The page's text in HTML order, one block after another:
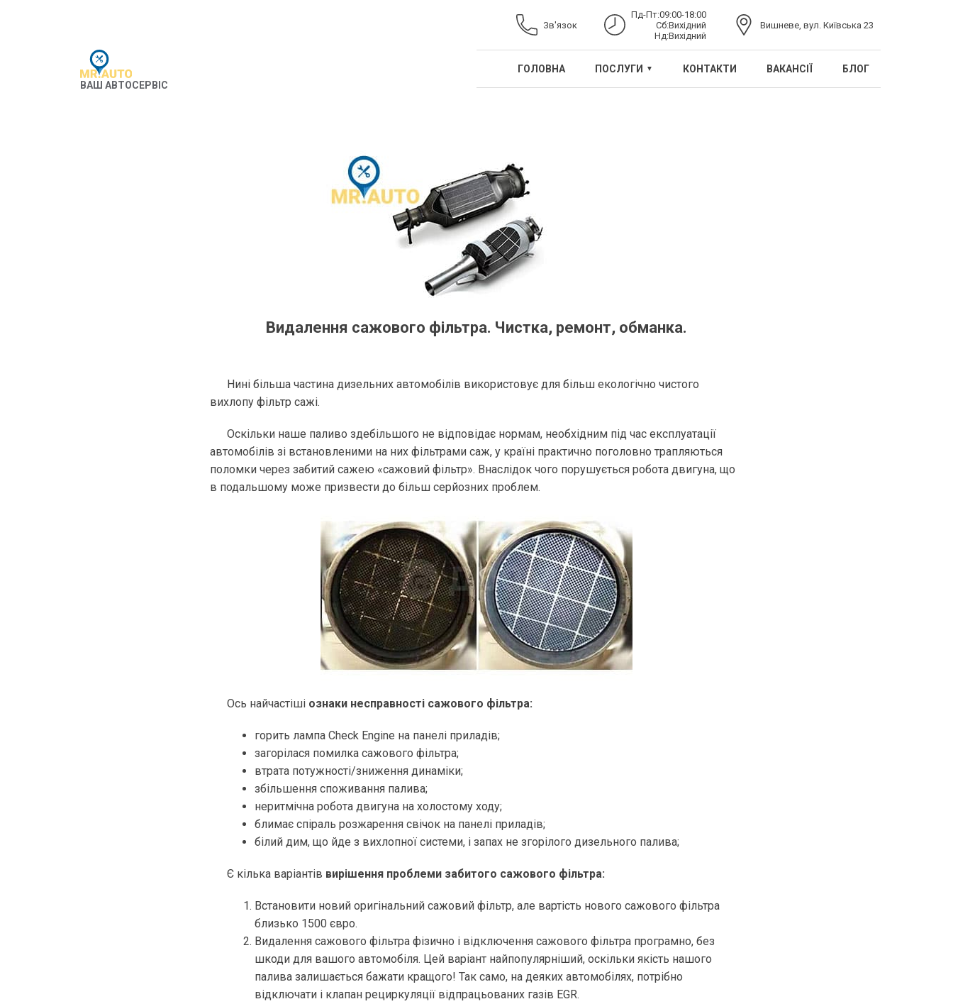
Зв'язок
Пд-Пт:09:00-18:00
Сб:Вихідний
Нд:Вихідний
Вишневе, вул. Київська 23
ВАШ АВТОСЕРВІС
ГОЛОВНА ПОСЛУГИ КОНТАКТИ ВАКАНСІЇ БЛОГ
Видалення сажового фільтра. Чистка, ремонт, обманка.
Нині більша частина дизельних автомобілів використовує для більш екологічно чистого
вихлопу фільтр сажі.
Оскільки наше паливо здебільшого не відповідає нормам, необхідним під час експлуатації
автомобілів зі встановленими на них фільтрами саж, у країні практично поголовно трапляються
поломки через забитий сажею «сажовий фільтр». Внаслідок чого порушується робота двигуна, що
в подальшому може призвести до більш серйозних проблем.
Ось найчастіші ознаки несправності сажового фільтра:
горить лампа Check Engine на панелі приладів;
загорілася помилка сажового фільтра;
втрата потужності/зниження динаміки;
збільшення споживання палива;
неритмічна робота двигуна на холостому ходу;
блимає спіраль розжарення свічок на панелі приладів;
білий дим, що йде з вихлопної системи, і запах не згорілого дизельного палива;
Є кілька варіантів вирішення проблеми забитого сажового фільтра:
Встановити новий оригінальний сажовий фільтр, але вартість нового сажового фільтра
близько 1500 євро.
Видалення сажового фільтра фізично і відключення сажового фільтра програмно, без
шкоди для вашого автомобіля. Цей варіант найпопулярніший, оскільки якість нашого
палива залишається бажати кращого! Так само, на деяких автомобілях, потрібно
відключати і клапан рециркуляції відпрацьованих газів EGR.